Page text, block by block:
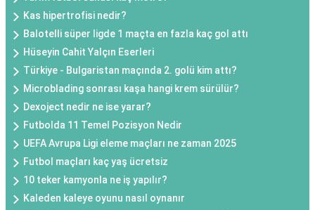
Kas hipertrofisi nedir?
Balotelli süper ligde 1 maçta en fazla kaç gol attı
Hüseyin Cahit Yalçın Eserleri
Türkiye - Bulgaristan maçında 2. golü kim attı?
Microblading sonrası kaşa hangi krem sürülür?
Dexoject nedir ne ise yarar?
Futbolda 11 Temel Pozisyon Nedir
UEFA Avrupa Ligi eleme maçları ne zaman 2025
Futbol maçları kaç yaş ücretsiz
10 teker kamyonla ne iş yapılır?
Kaleden kaleye oyunu nasıl oynanır